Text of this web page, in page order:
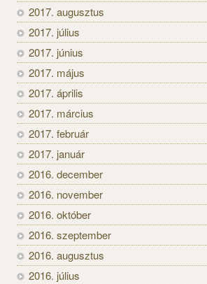
2017. augusztus
2017. július
2017. június
2017. május
2017. április
2017. március
2017. február
2017. január
2016. december
2016. november
2016. október
2016. szeptember
2016. augusztus
2016. július